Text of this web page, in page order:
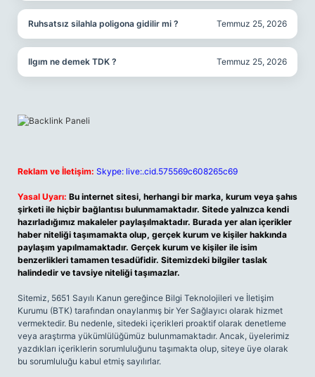
Ruhsatsız silahla poligona gidilir mi ? Temmuz 25, 2026
Ilgım ne demek TDK ? Temmuz 25, 2026
Reklam ve İletişim: Skype: live:.cid.575569c608265c69
Yasal Uyarı: Bu internet sitesi, herhangi bir marka, kurum veya şahıs
şirketi ile hiçbir bağlantısı bulunmamaktadır. Sitede yalnızca kendi
hazırladığımız makaleler paylaşılmaktadır. Burada yer alan içerikler
haber niteliği taşımamakta olup, gerçek kurum ve kişiler hakkında
paylaşım yapılmamaktadır. Gerçek kurum ve kişiler ile isim
benzerlikleri tamamen tesadüfidir. Sitemizdeki bilgiler taslak
halindedir ve tavsiye niteliği taşımazlar.
Sitemiz, 5651 Sayılı Kanun gereğince Bilgi Teknolojileri ve İletişim
Kurumu (BTK) tarafından onaylanmış bir Yer Sağlayıcı olarak hizmet
vermektedir. Bu nedenle, sitedeki içerikleri proaktif olarak denetleme
veya araştırma yükümlülüğümüz bulunmamaktadır. Ancak, üyelerimiz
yazdıkları içeriklerin sorumluluğunu taşımakta olup, siteye üye olarak
bu sorumluluğu kabul etmiş sayılırlar.